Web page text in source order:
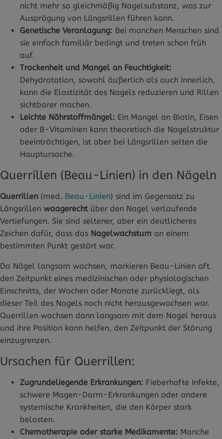
nicht mehr so gleichmäßig Nagelsubstanz, was zur
Ausprägung von Längsrillen führen kann.
Genetische Veranlagung: Bei manchen Menschen sind
sie einfach familiär bedingt und treten schon früh
auf.
Trockenheit und Mangel an Feuchtigkeit:
Dehydratation, sowohl äußerlich als auch innerlich,
kann die Elastizität des Nagels reduzieren und Rillen
sichtbarer machen.
Leichte Nährstoffmängel: Ein Mangel an Biotin, Eisen
oder B-Vitaminen kann theoretisch die Nagelstruktur
beeinträchtigen, ist aber bei Längsrillen selten die
Hauptursache.
Querrillen (Beau-Linien) in den Nägeln
Querrillen (med. Beau-Linien) sind im Gegensatz zu
Längsrillen waagerechtüber den Nagel verlaufende
Vertiefungen. Sie sind seltener, aber ein deutlicheres
Zeichen dafür, dass das Nagelwachstum an einem
bestimmten Punkt gestört war.
Da Nägel langsam wachsen, markieren Beau-Linien oft
den Zeitpunkt eines medizinischen oder physiologischen
Einschnitts, der Wochen oder Monate zurückliegt, als
dieser Teil des Nagels noch nicht herausgewachsen war.
Querrillen wachsen dann langsam mit dem Nagel heraus
und ihre Position kann helfen, den Zeitpunkt der Störung
einzugrenzen.
Ursachen für Querrillen:
Zugrundeliegende Erkrankungen: Fieberhafte Infekte,
schwere Magen-Darm-Erkrankungen oder andere
systemische Krankheiten, die den Körper stark
belasten.
Chemotherapie oder starke Medikamente: Manche